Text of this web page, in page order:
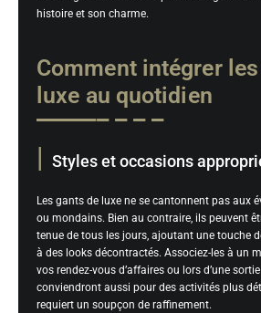
histoire et son charme.
Comment intégrer
luxe au quotidien
Styles et occasions
Les gants de luxe ne se cantonnent pas aux
ou mondains. Bien au contraire, ils peuvent
tenue de tous les jours, ajoutant une touche
à des looks décontractés. Associez-les à un
vos rendez-vous d’affaires ou lors d’une
conviendront aussi pour des activités plus
requiert un soupçon de raffinement.